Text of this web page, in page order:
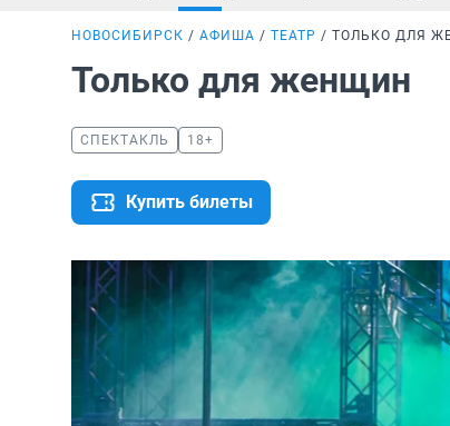
НОВОСИБИРСК АФИША ТЕАТР ТОЛЬКО ДЛЯ
Только для женщин
СПЕКТАКЛЬ 18+
Купить билеты